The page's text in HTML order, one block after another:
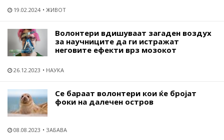
19.02.2024 ЖИВОТ
Волонтери вдишуваат загаден воздух
за научниците да ги истражат
неговите ефекти врз мозокот
26.12.2023 НАУКА
Се бараат волонтери кои ќе бројат
фоки на далечен остров
08.08.2023 ЗАБАВА